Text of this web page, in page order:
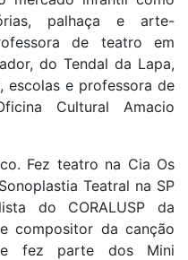
palhaça e arte-
de teatro em
do Tendal da Lapa,
escolas e professora de
Cultural Amacio
Fez teatro na Cia Os
Teatral na SP
do CORALUSP da
compositor da canção
fez parte dos Mini